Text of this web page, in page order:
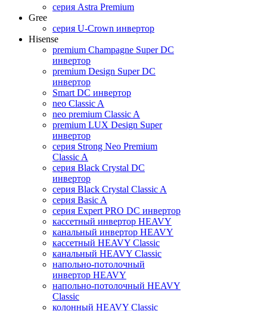
серия Astra Premium
Gree
серия U-Crown инвертор
Hisense
premium Champagne Super DC
инвертор
premium Design Super DC
инвертор
Smart DC инвертор
neo Classic A
neo premium Classic A
premium LUX Design Super
инвертор
серия Strong Neo Premium
Classic A
серия Black Crystal DC
инвертор
серия Black Crystal Classic A
серия Basic A
серия Expert PRO DC инвертор
кассетный инвертор HEAVY
канальный инвертор HEAVY
кассетный HEAVY Classic
канальный HEAVY Classic
напольно-потолочный
инвертор HEAVY
напольно-потолочный HEAVY
Classic
колонный HEAVY Classic